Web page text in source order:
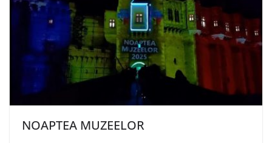
NOAPTEA MUZEELOR